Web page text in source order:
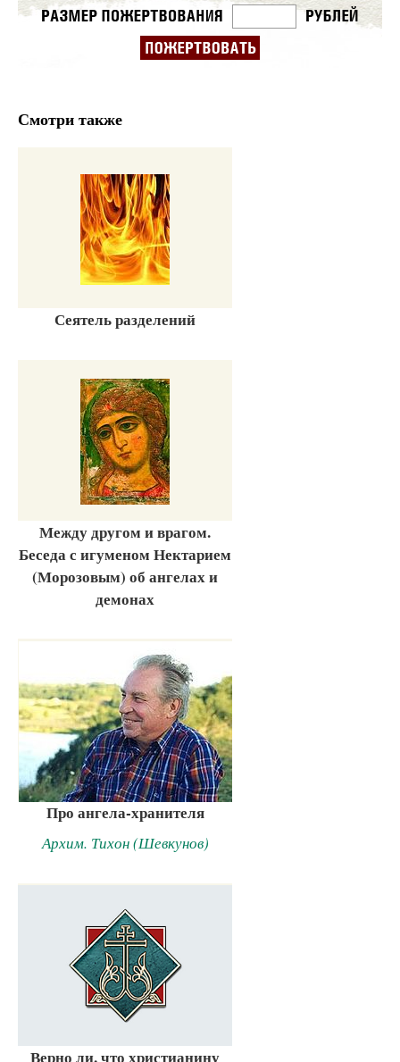
Смотри также
Сеятель разделений
Между другом и врагом.
Беседа с игуменом Нектарием
(Морозовым) об ангелах и
демонах
Про ангела-хранителя
Архим. Тихон (Шевкунов)
Верно ли, что христианину